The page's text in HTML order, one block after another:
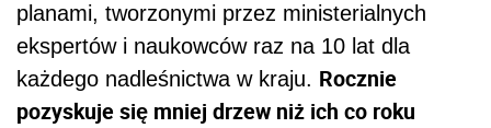
planami, tworzonymi przez ministerialnych
ekspertów i naukowców raz na 10 lat dla
każdego nadleśnictwa w kraju. Rocznie
pozyskuje się mniej drzew niż ich co roku